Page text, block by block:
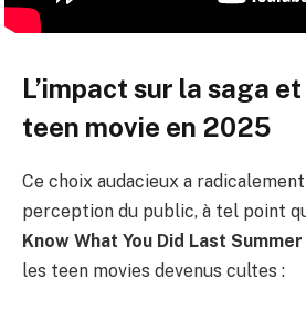
L’impact sur la saga
teen movie en 2025
Ce choix audacieux a
perception du public, à tel point
Know What You Did Last Summer
les teen movies devenus cultes :